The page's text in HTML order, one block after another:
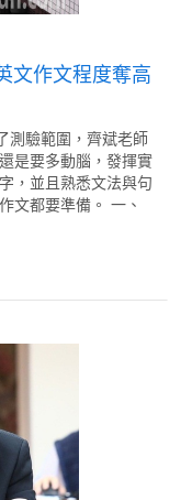
文作文程度奪高
測驗範圍，齊斌老師
是要多動腦，發揮實
，並且熟悉文法與句
文都要準備。 一、